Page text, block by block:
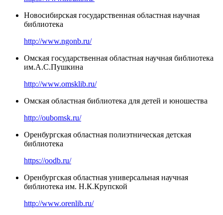
Новосибирская государственная областная научная
библиотека
http://www.ngonb.ru/
Омская государственная областная научная библиотека
им.А.С.Пушкина
http://www.omsklib.ru/
Омская областная библиотека для детей и юношества
http://oubomsk.ru/
Оренбургская областная полиэтническая детская
библиотека
https://oodb.ru/
Оренбургская областная универсальная научная
библиотека им. Н.К.Крупской
http://www.orenlib.ru/